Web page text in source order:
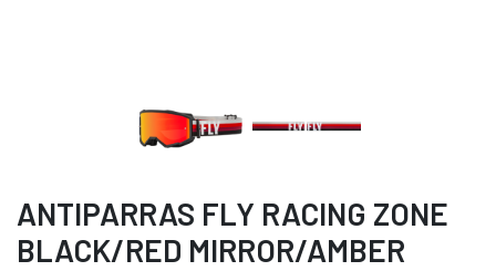
ANTIPARRAS FLY RACING ZONE
BLACK/RED MIRROR/AMBER